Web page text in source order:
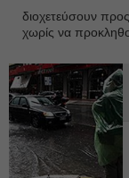
διοχετεύσουν
χωρίς να